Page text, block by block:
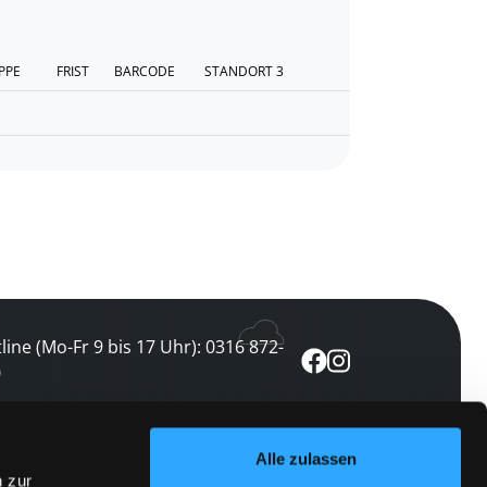
zur
Alle zulassen
FRIST BARCODE STANDORT 3
(Mo-Fr 9 bis 17 Uhr): 0316 872-
abonnieren